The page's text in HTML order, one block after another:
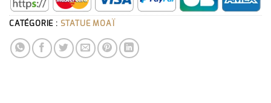
CATÉGORIE : STATUE MOAÏ